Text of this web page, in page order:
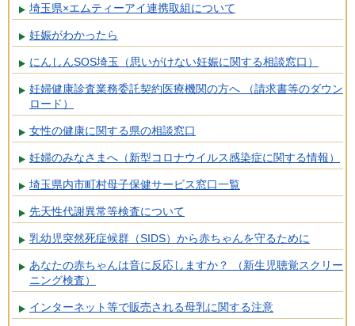
埼玉県×エムティーアイ連携取組について
妊娠がわかったら
にんしんSOS埼玉（思いがけない妊娠に関する相談窓口）
妊婦健康診査業務委託契約医療機関の方へ （請求書等のダウン
ロード）
女性の健康に関する県の相談窓口
妊婦のみなさまへ（新型コロナウイルス感染症に関する情報）
埼玉県内市町村母子保健サービス窓口一覧
先天性代謝異常等検査について
乳幼児突然死症候群（SIDS）から赤ちゃんを守るために
あなたの赤ちゃんは音に反応しますか？ （新生児聴覚スクリー
ニング検査）
インターネット等で販売される母乳に関する注意